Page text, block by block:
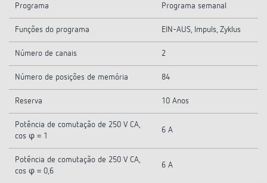
Programa Programa semanal
Funções do programa EIN-AUS, Impuls, Zyklus
Número de canais 2
Número de posições de memória 84
Reserva 10 Anos
Potência de comutação de 250 V CA,
cos φ = 1
6 A
Potência de comutação de 250 V CA,
cos φ = 0,6
6 A